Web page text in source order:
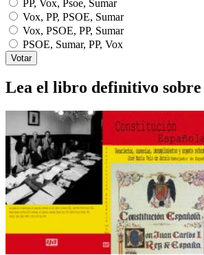
PP, Vox, Psoe, Sumar
Vox, PP, PSOE, Sumar
Vox, PSOE, PP, Sumar
PSOE, Sumar, PP, Vox
Lea el libro definitivo